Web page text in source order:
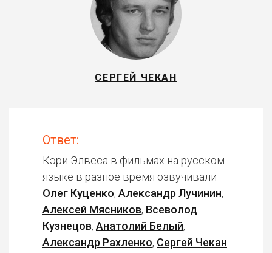
СЕРГЕЙ ЧЕКАН
Ответ:
Кэри Элвеса в фильмах на русском
языке в разное время озвучивали
Олег Куценко, Александр Лучинин,
Алексей Мясников, Всеволод
Кузнецов, Анатолий Белый,
Александр Рахленко, Сергей Чекан